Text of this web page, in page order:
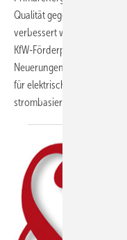
Qualität gegenüber den
verbessert werden. In der
KfW-Förderprogramme
Neuerungen gehört auch
für elektrischen Strom.
strombasierende Systeme